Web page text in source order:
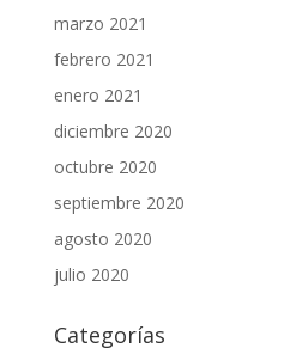
marzo 2021
febrero 2021
enero 2021
diciembre 2020
octubre 2020
septiembre 2020
agosto 2020
julio 2020
Categorías